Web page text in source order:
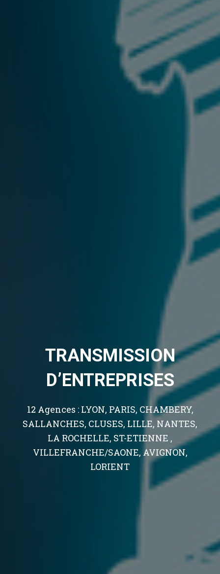
TRANSMISSION
D’ENTREPRISES
12 Agences : LYON, PARIS, CHAMBERY,
SALLANCHES, CLUSES, LILLE, NANTES,
LA ROCHELLE, ST-ETIENNE ,
VILLEFRANCHE/SAONE, AVIGNON,
LORIENT